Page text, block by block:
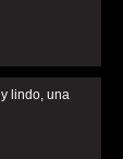
lindo, una